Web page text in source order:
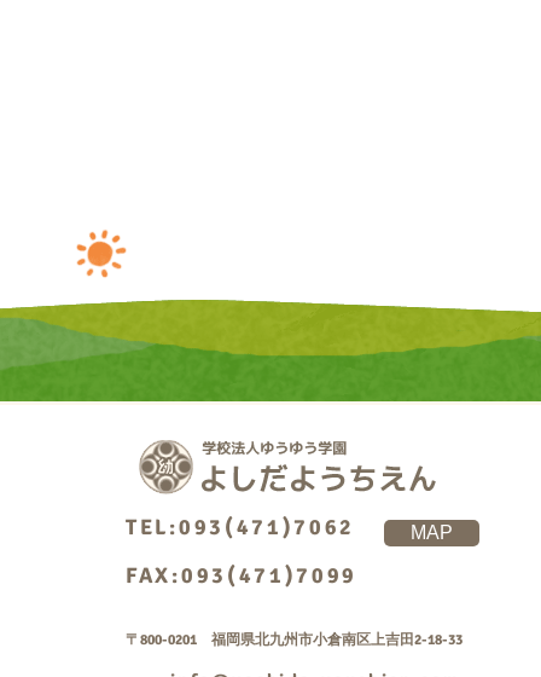
TEL:093(471)7062
FAX:093(471)7099
MAP
〒800-0201 福岡県北九州市小倉南区上吉田2-18-33